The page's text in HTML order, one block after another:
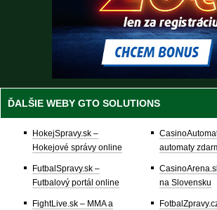
ĎALŠIE WEBY GTO SOLUTIONS
HokejSpravy.sk –
Hokejové správy online
FutbalSpravy.sk –
Futbalový portál online
FightLive.sk – MMA a
automaty
na Slovensku